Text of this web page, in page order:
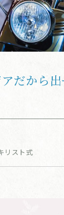
だから
リスト式